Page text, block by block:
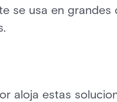
se usa en
aloja estas